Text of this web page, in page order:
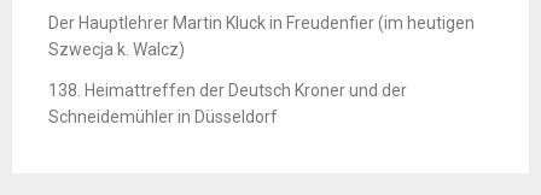
Der Hauptlehrer Martin Kluck in Freudenfier (im heutigen
Szwecja k. Walcz)
138. Heimattreffen der Deutsch Kroner und der
Schneidemühler in Düsseldorf